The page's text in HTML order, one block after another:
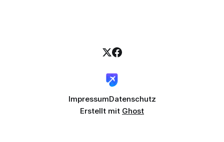
ImpressumDatenschutz
Erstellt mit Ghost